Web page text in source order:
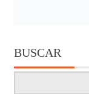
BUSCAR